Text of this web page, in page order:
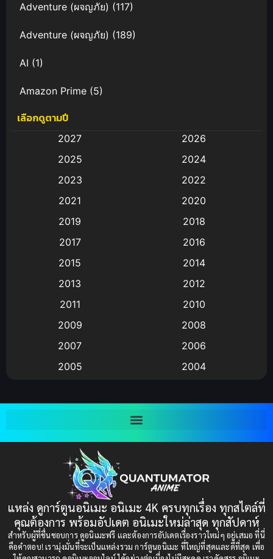
Adventure (ผจญภัย) (117)
Adventure (ผจญภัย) (189)
AI (1)
Amazon Prime (5)
Anal (ประตูหลัง)
Animation การ์ตูน
Animation อนิเมะ
Animation แอนิเมชัน
(9)
Big tits (นมใหญ่)
Bitch (ผู้หญิงร่าน)
Bondage (ทาส)(1)
(1)
Censored (เซ็นเซอร์)(19)
Comedy (ตลก)(235)
เลือกดูตามปี
2027
2026
2025
2024
2023
2022
2021
2020
2019
2018
2017
2016
2015
2014
2013
2012
2011
2010
2009
2008
2007
2006
2005
2004
1997
1993
1991
1989
1988
1987
1985
1984
1983
แหล่ง ดูการ์ตูนอนิเมะ อนิเมะ 4K ครบทุกเรื่อง ทุกสไตล์ที่
คุณต้องการ พร้อมอัปเดต อนิเมะใหม่ล่าสุด ทุกสัปดาห์
สำหรับผู้ที่ชื่นชอบการ ดูอนิเมะฟรี และต้องการอัปเดตเรื่องราวใหม่ๆ อยู่เสมอ ที่นี่
คือคำตอบ! เรามุ่งมั่นที่จะเป็นแหล่งรวม การ์ตูนอนิเมะ ที่ใหญ่ที่สุดและดีที่สุด เพื่อ